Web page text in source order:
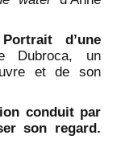
d’une
Dubroca, un
et de son
conduit par
son regard.